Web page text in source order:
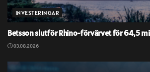
INVESTERINGAR
Betsson slutför Rhino-förvärvet för 64,5
03.08.2026